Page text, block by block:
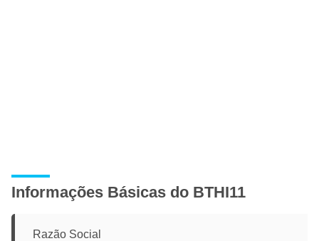
Informações Básicas do BTHI11
Razão Social